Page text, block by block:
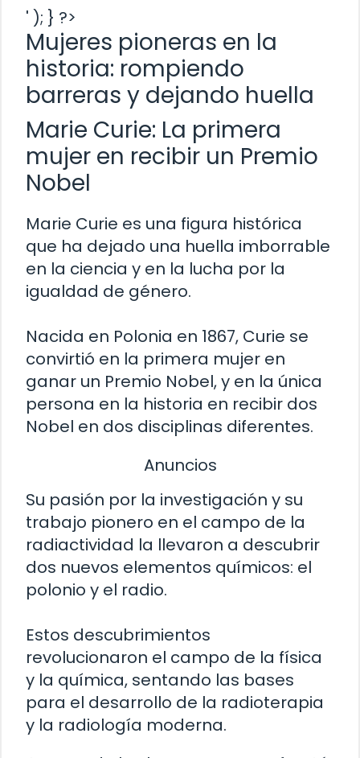
' ); } ?>
Mujeres pioneras en la
historia: rompiendo
barreras y dejando huella
Marie Curie: La primera
mujer en recibir un Premio
Nobel
Marie Curie es una figura histórica
que ha dejado una huella imborrable
en la ciencia y en la lucha por la
igualdad de género.
Nacida en Polonia en 1867, Curie se
convirtió en la primera mujer en
ganar un Premio Nobel, y en la única
persona en la historia en recibir dos
Nobel en dos disciplinas diferentes.
Anuncios
Su pasión por la investigación y su
trabajo pionero en el campo de la
radiactividad la llevaron a descubrir
dos nuevos elementos químicos: el
polonio y el radio.
Estos descubrimientos
revolucionaron el campo de la física
y la química, sentando las bases
para el desarrollo de la radioterapia
y la radiología moderna.